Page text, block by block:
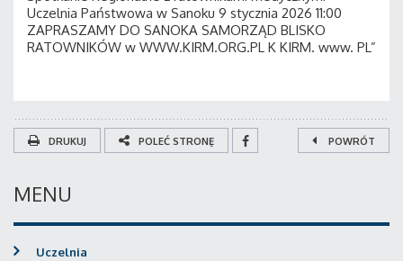
DRUKUJ POLEĆ STRONĘ POWRÓT
MENU
Uczelnia